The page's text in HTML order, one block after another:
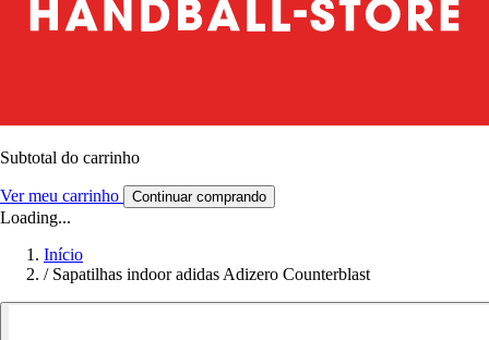
Subtotal do carrinho
Ver meu carrinho Continuar comprando
Loading...
Início
/ Sapatilhas indoor adidas Adizero Counterblast